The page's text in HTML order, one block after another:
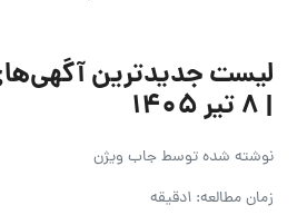
لیست جدیدترین
| ۸ تیر ۱۴۰۵
نوشته شده توسطجاب ویژن
زمان مطالعه: 1دقیقه